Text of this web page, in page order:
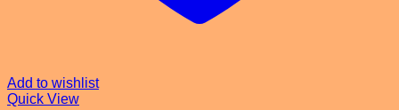
Add to wishlist
Quick View